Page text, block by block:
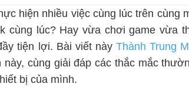
hiện nhiều việc cùng lúc trên cùng
cùng lúc? Hay vừa chơi game vừa
tiện lợi. Bài viết này Thành Trung
cùng giải đáp các thắc mắc
bị của mình.